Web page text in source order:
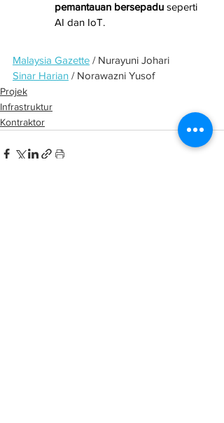
pemantauan bersepadu seperti
AI dan IoT.
Malaysia Gazette / Nurayuni Johari
Sinar Harian / Norawazni Yusof
Projek
Infrastruktur
Kontraktor